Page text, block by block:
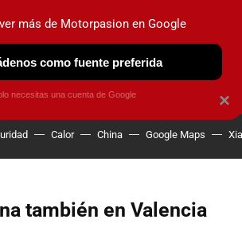
ELÉCTRICOS OBSERVATORIO
Calor China Google Maps
también en Valencia
×
más de Motorpasion en Google
como fuente preferida
necesitas una cuenta de Google